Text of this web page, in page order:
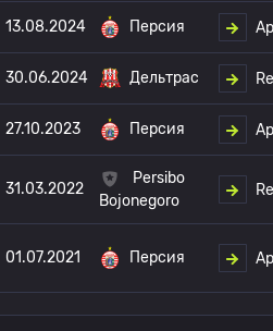
13.08.2024 Персия
30.06.2024 Дельтрас
27.10.2023 Персия
31.03.2022
Persibo
Bojonegoro
01.07.2021 Персия